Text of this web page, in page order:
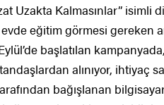
Uzakta Kalmasınlar” isimli
eğitim görmesi gereken
başlatılan
alınıyor, ihtiyaç
bağışlanan